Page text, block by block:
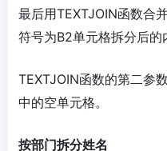
最后用TEXTJOIN函数合
符号为B2单元格拆分后的
TEXTJOIN函数的第二参
中的空单元格。
按部门拆分姓名